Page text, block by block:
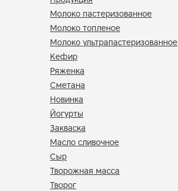
Молоко пастеризованное
Молоко топленое
Молоко ультрапастеризованное
Кефир
Ряженка
Сметана
Новинка
Йогурты
Закваска
Масло сливочное
Сыр
Творожная масса
Творог